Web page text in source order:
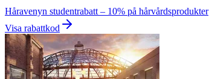
Håravenyn studentrabatt – 10% på hårvårdsprodukter
Visa rabattkod